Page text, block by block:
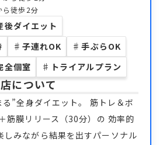
ら徒歩2分
後ダイエット
♯ 子連れOK ♯ 手ぶらOK
全個室 ♯ トライアルプラン
について
”全身ダイエット。 筋トレ＆ボ
筋膜リリース（30分）の 効率的
しみながら結果を出すパーソナル